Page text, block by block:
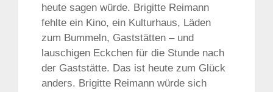
heute sagen würde. Brigitte Reimann
fehlte ein Kino, ein Kulturhaus, Läden
zum Bummeln, Gaststätten – und
lauschigen Eckchen für die Stunde nach
der Gaststätte. Das ist heute zum Glück
anders. Brigitte Reimann würde sich